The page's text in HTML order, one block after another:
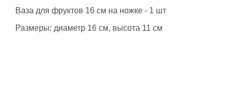
Ваза для фруктов 16 см на ножке - 1 шт
Размеры: диаметр 16 см, высота 11 см